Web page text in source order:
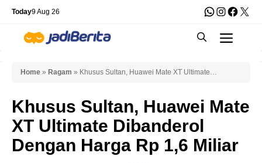
Skip
content
Today9 Aug 26 WhatsApp
X
Home » Ragam » Khusus Sultan, Huawei Mate XT Ultimate
Khusus Sultan, Huawei Mate
XT Ultimate Dibanderol
Dengan Harga Rp 1,6 Miliar